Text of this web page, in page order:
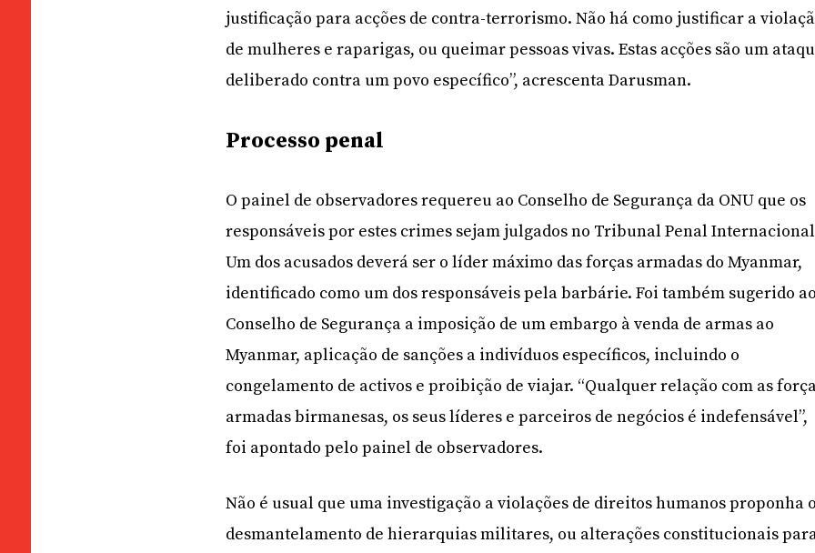
justificação para acções de contra-terrorismo. Não há como justificar a
de mulheres e raparigas, ou queimar pessoas vivas. Estas acções são um
deliberado contra um povo específico”, acrescenta Darusman.
Processo penal
O painel de observadores requereu ao Conselho de Segurança da ONU que os
responsáveis por estes crimes sejam julgados no Tribunal Penal
Um dos acusados deverá ser o líder máximo das forças armadas do Myanmar,
identificado como um dos responsáveis pela barbárie. Foi também sugerido ao
Conselho de Segurança a imposição de um embargo à venda de armas ao
Myanmar, aplicação de sanções a indivíduos específicos, incluindo o
congelamento de activos e proibição de viajar. “Qualquer relação com as
armadas birmanesas, os seus líderes e parceiros de negócios é indefensável”,
foi apontado pelo painel de observadores.
Não é usual que uma investigação a violações de direitos humanos proponha o
desmantelamento de hierarquias militares, ou alterações constitucionais